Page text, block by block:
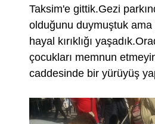
Taksim'e gittik.Gezi
olduğunu duymuştuk ama
hayal kırıklığı
çocukları memnun
caddesinde bir yürüyüş